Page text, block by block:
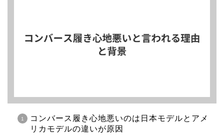
コンバース履き心地悪いのは日本モデルとアメ
リカモデルの違いが原因